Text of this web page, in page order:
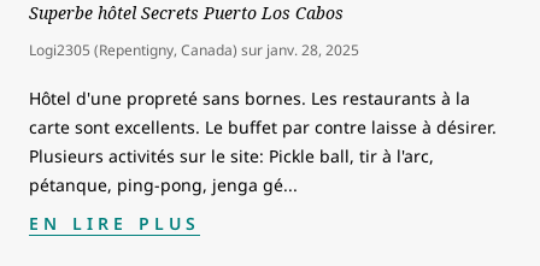
Superbe hôtel Secrets Puerto Los Cabos
Logi2305 (Repentigny, Canada) sur janv. 28, 2025
Hôtel d'une propreté sans bornes. Les restaurants à la
carte sont excellents. Le buffet par contre laisse à désirer.
Plusieurs activités sur le site: Pickle ball, tir à l'arc,
pétanque, ping-pong, jenga gé...
EN LIRE PLUS